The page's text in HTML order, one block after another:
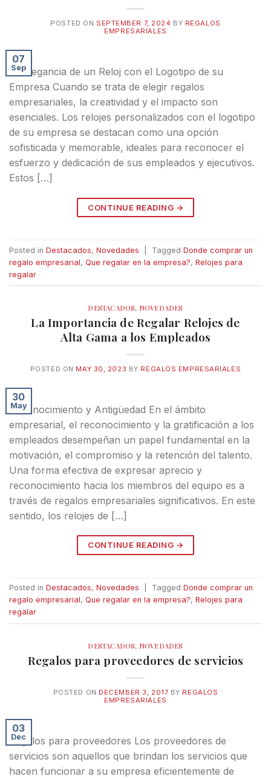
POSTED ON SEPTEMBER 7, 2024 BY REGALOS
EMPRESARIALES
07
Sep
La Elegancia de un Reloj con el Logotipo de su
Empresa Cuando se trata de elegir regalos
empresariales, la creatividad y el impacto son
esenciales. Los relojes personalizados con el logotipo
de su empresa se destacan como una opción
sofisticada y memorable, ideales para reconocer el
esfuerzo y dedicación de sus empleados y ejecutivos.
Estos […]
CONTINUE READING →
Posted in Destacados, Novedades Tagged Donde comprar un
regalo empresarial, Que regalar en la empresa?, Relojes para
regalar
DESTACADOS, NOVEDADES
La Importancia de Regalar Relojes de
Alta Gama a los Empleados
POSTED ON MAY 30, 2023 BY REGALOS EMPRESARIALES
30
May
Reconocimiento y Antigüedad En el ámbito
empresarial, el reconocimiento y la gratificación a los
empleados desempeñan un papel fundamental en la
motivación, el compromiso y la retención del talento.
Una forma efectiva de expresar aprecio y
reconocimiento hacia los miembros del equipo es a
través de regalos empresariales significativos. En este
sentido, los relojes de […]
CONTINUE READING →
Posted in Destacados, Novedades Tagged Donde comprar un
regalo empresarial, Que regalar en la empresa?, Relojes para
regalar
DESTACADOS, NOVEDADES
Regalos para proveedores de servicios
POSTED ON DECEMBER 3, 2017 BY REGALOS
EMPRESARIALES
03
Dec
Regalos para proveedores Los proveedores de
servicios son aquellos que brindan los servicios que
hacen funcionar a su empresa eficientemente de